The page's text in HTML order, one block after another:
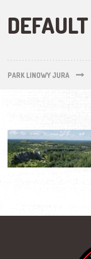
DEFAULT
PARK LINOWY JURA